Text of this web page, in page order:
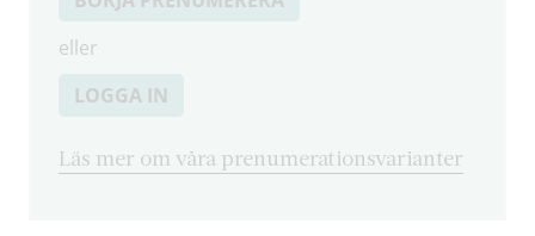
eller
LOGGA IN
Läs mer om våra prenumerationsvarianter